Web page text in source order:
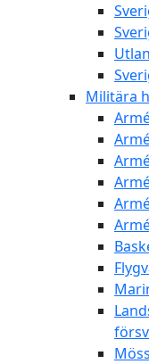
Militära